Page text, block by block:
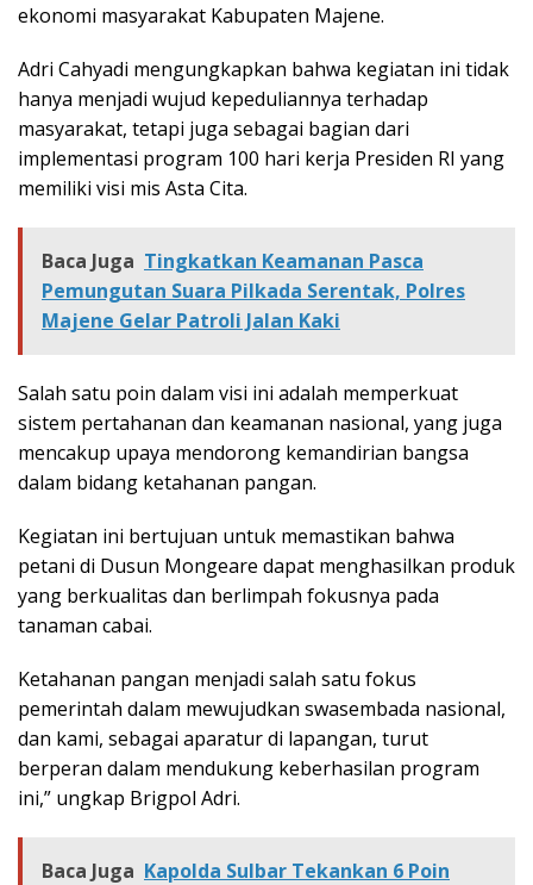
ekonomi masyarakat Kabupaten Majene.
Adri Cahyadi mengungkapkan bahwa kegiatan ini tidak
hanya menjadi wujud kepeduliannya terhadap
masyarakat, tetapi juga sebagai bagian dari
implementasi program 100 hari kerja Presiden RI yang
memiliki visi mis Asta Cita.
Baca Juga Tingkatkan Keamanan Pasca
Pemungutan Suara Pilkada Serentak, Polres
Majene Gelar Patroli Jalan Kaki
Salah satu poin dalam visi ini adalah memperkuat
sistem pertahanan dan keamanan nasional, yang juga
mencakup upaya mendorong kemandirian bangsa
dalam bidang ketahanan pangan.
Kegiatan ini bertujuan untuk memastikan bahwa
petani di Dusun Mongeare dapat menghasilkan produk
yang berkualitas dan berlimpah fokusnya pada
tanaman cabai.
Ketahanan pangan menjadi salah satu fokus
pemerintah dalam mewujudkan swasembada nasional,
dan kami, sebagai aparatur di lapangan, turut
berperan dalam mendukung keberhasilan program
ini,” ungkap Brigpol Adri.
Baca Juga Kapolda Sulbar Tekankan 6 Poin